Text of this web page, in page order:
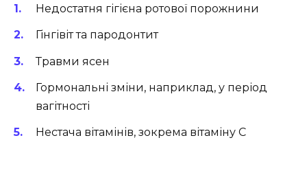
Недостатня гігієна ротової порожнини
Гінгівіт та пародонтит
Травми ясен
Гормональні зміни, наприклад, у період
вагітності
Нестача вітамінів, зокрема вітаміну С